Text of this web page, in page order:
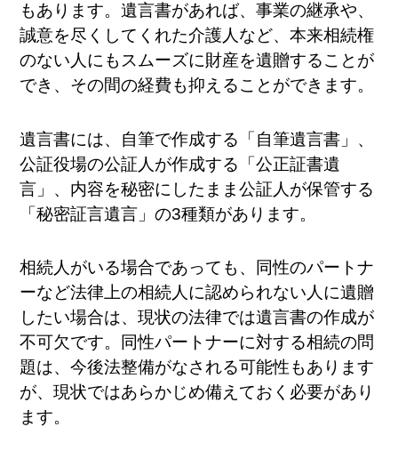
もあります。遺言書があれば、事業の継承や、
誠意を尽くしてくれた介護人など、本来相続権
のない人にもスムーズに財産を遺贈することが
でき、その間の経費も抑えることができます。
遺言書には、自筆で作成する「自筆遺言書」、
公証役場の公証人が作成する「公正証書遺
言」、内容を秘密にしたまま公証人が保管する
「秘密証言遺言」の3種類があります。
相続人がいる場合であっても、同性のパートナ
ーなど法律上の相続人に認められない人に遺贈
したい場合は、現状の法律では遺言書の作成が
不可欠です。同性パートナーに対する相続の問
題は、今後法整備がなされる可能性もあります
が、現状ではあらかじめ備えておく必要があり
ます。